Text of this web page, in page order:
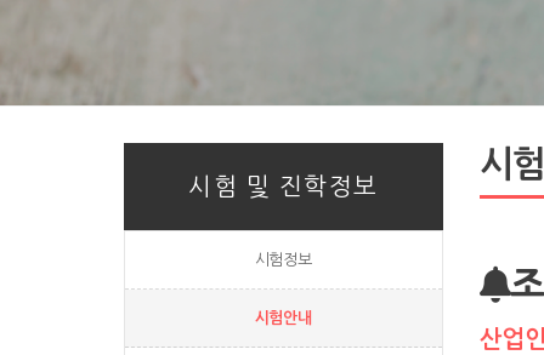
시험 및 진학정보
시험정보
시험안내
시
산업